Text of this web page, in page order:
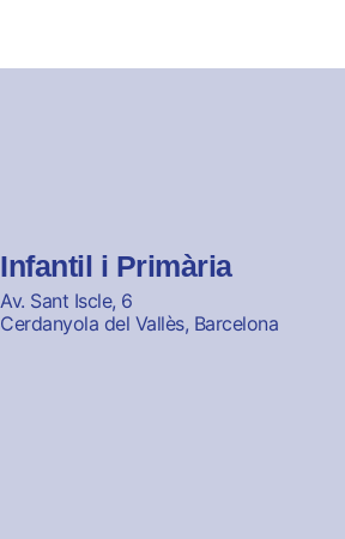
Infantil i Primària
Av. Sant Iscle, 6
Cerdanyola del Vallès, Barcelona